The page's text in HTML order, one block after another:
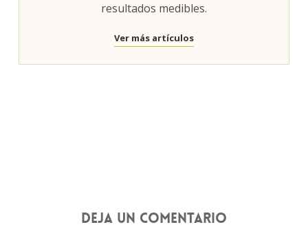
resultados medibles.
Ver más artículos
Deja un comentario